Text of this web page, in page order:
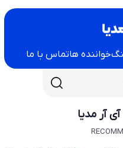
خواننده هاتماس با ما
آر مدیا